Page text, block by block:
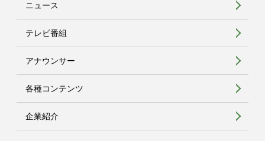
ニュース
テレビ番組
アナウンサー
各種コンテンツ
企業紹介